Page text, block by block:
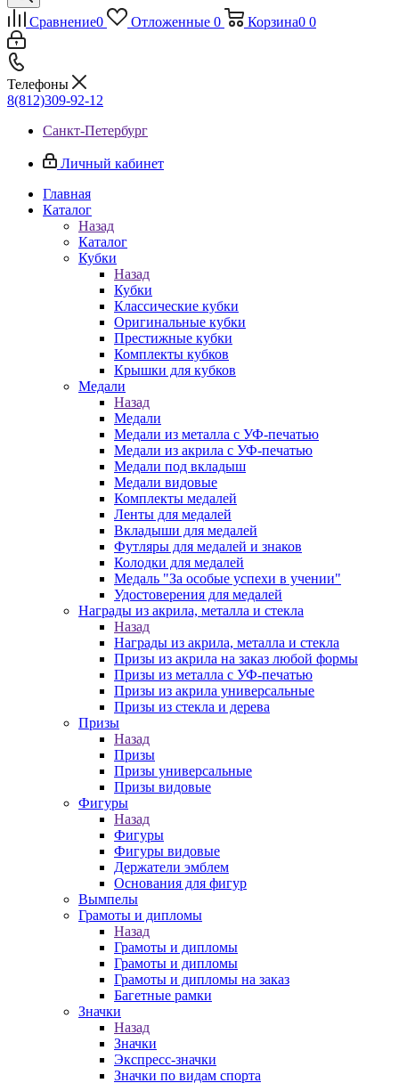
Сравнение0 Отложенные 0 Корзина0 0
Телефоны
8(812)309-92-12
Санкт-Петербург
Личный кабинет
Главная
Каталог
Назад
Каталог
Кубки
Назад
Кубки
Классические кубки
Оригинальные кубки
Престижные кубки
Комплекты кубков
Крышки для кубков
Медали
Назад
Медали
Медали из металла с УФ-печатью
Медали из акрила с УФ-печатью
Медали под вкладыш
Медали видовые
Комплекты медалей
Ленты для медалей
Вкладыши для медалей
Футляры для медалей и знаков
Колодки для медалей
Медаль "За особые успехи в учении"
Удостоверения для медалей
Награды из акрила, металла и стекла
Назад
Награды из акрила, металла и стекла
Призы из акрила на заказ любой формы
Призы из металла с УФ-печатью
Призы из акрила универсальные
Призы из стекла и дерева
Призы
Назад
Призы
Призы универсальные
Призы видовые
Фигуры
Назад
Фигуры
Фигуры видовые
Держатели эмблем
Основания для фигур
Вымпелы
Грамоты и дипломы
Назад
Грамоты и дипломы
Грамоты и дипломы
Грамоты и дипломы на заказ
Багетные рамки
Значки
Назад
Значки
Экспресс-значки
Значки по видам спорта